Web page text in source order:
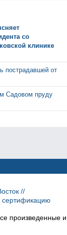
со
клинике
пострадавшей от
Садовом пруду
//
сертификацию
произведенные и